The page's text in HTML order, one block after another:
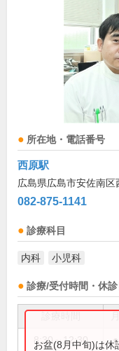
所在地・電話番号
西原駅
広島県広島市安佐南
082-875-1141
診療科目
内科 小児科
診療/受付時間・休診
8:30～12:30 ●
お盆(8月中旬)は休